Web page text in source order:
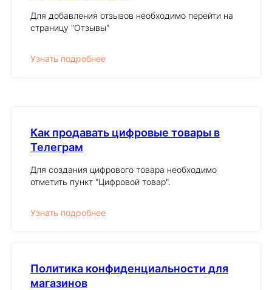
Для добавления отзывов необходимо перейти на
страницу "Отзывы"
Узнать подробнее
Как продавать цифровые товары в
Телеграм
Для создания цифрового товара необходимо
отметить пункт "Цифровой товар".
Узнать подробнее
Политика конфиденциальности для
магазинов